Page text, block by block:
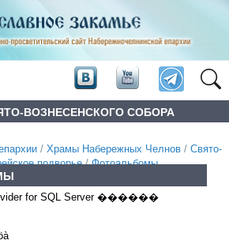
ВОЗНЕСЕНСКОГО СОБОРА
/ Храмы Набережных Челнов / Свято-
подворье/Фотоальбомы
for SQL Server ������